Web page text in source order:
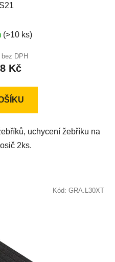
hodnocení
produktu
je
z
(>10 ks)
DPH
Kč
uchycení žebříku na
2ks.
Kód: GRA.L30XT